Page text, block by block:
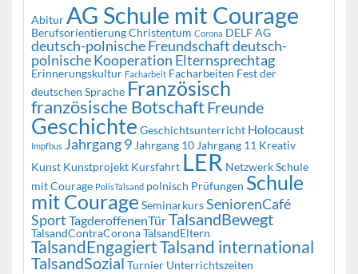
AbiturAG Schule mit Courage
BerufsorientierungChristentum Corona DELF AG
deutsch-polnische Freundschaftdeutsch-
polnische Kooperation Elternsprechtag
Erinnerungskultur Facharbeit Facharbeiten Fest der
deutschen Sprache Französisch
französische BotschaftFreunde
Geschichte Geschichtsunterricht Holocaust
Impfbus Jahrgang 9 Jahrgang 10 Jahrgang 11 Kreativ
Kunst Kunstprojekt Kursfahrt LER Netzwerk Schule
mit Courage PolisTalsand polnisch Prüfungen Schule
mit Courage SeminarkursSeniorenCafé
Sport TagderoffenenTürTalsandBewegt
TalsandContraCoronaTalsandEltern
TalsandEngagiertTalsand international
TalsandSozial Turnier Unterrichtszeiten